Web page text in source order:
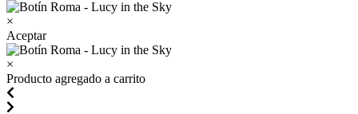
×
Aceptar
×
Producto agregado a carrito